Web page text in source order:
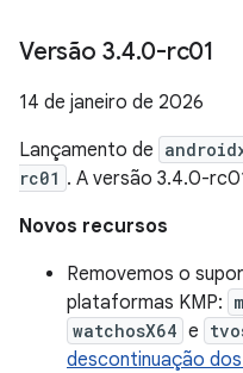
Versão 3.4.0-rc01
14 de janeiro de 2026
Lançamento de
rc01 . A versão 3.4.0-
Novos recursos
Removemos o
plataformas KMP:
watchosX64 e
descontinuação